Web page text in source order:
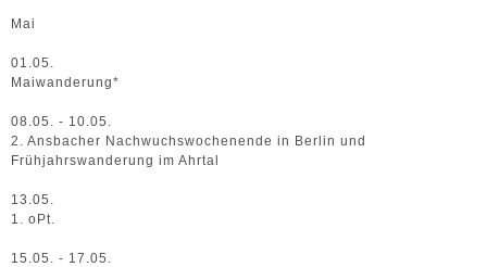
Mai
01.05.
Maiwanderung*
08.05. - 10.05.
2. Ansbacher Nachwuchswochenende in Berlin und
Frühjahrswanderung im Ahrtal
13.05.
1. oPt.
15.05. - 17.05.